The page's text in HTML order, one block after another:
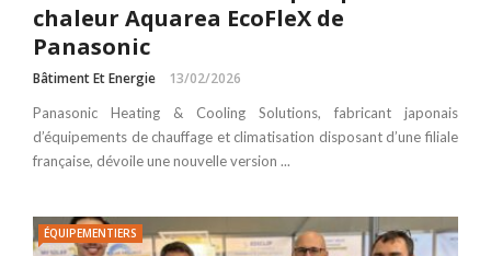
chaleur Aquarea EcoFleX de
Panasonic
Bâtiment Et Energie 13/02/2026
Panasonic Heating & Cooling Solutions, fabricant japonais
d’équipements de chauffage et climatisation disposant d’une filiale
française, dévoile une nouvelle version ...
ÉQUIPEMENTIERS